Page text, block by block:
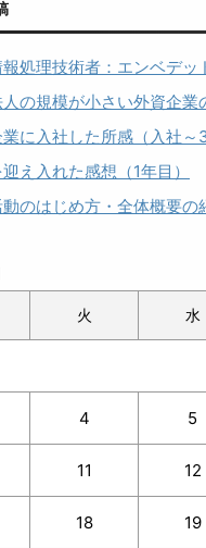
処理技術者：エンベデッ
人の規模が小さい外資企
に入社した所感（入社～3
え入れた感想（1年目）
のはじめ方・全体概要の
火 水
4 5
11 12
18 19